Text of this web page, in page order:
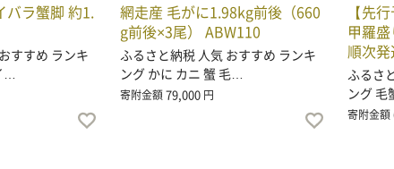
バラ蟹脚 約1.
すすめ ランキ
…
網走産 毛がに1.98kg前後（660
g前後×3尾） ABW110
ふるさと納税 人気 おすすめ ランキ
ング かに カニ 蟹 毛…
寄附金額79,000 円
【先
甲羅
順次
ふるさ
ング 毛
寄附金額